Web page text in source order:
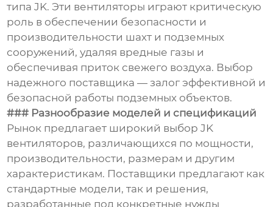
типа JK. Эти вентиляторы играют критическую
роль в обеспечении безопасности и
производительности шахт и подземных
сооружений, удаляя вредные газы и
обеспечивая приток свежего воздуха. Выбор
надежного поставщика — залог эффективной и
безопасной работы подземных объектов.
### Разнообразие моделей и спецификаций
Рынок предлагает широкий выбор JK
вентиляторов, различающихся по мощности,
производительности, размерам и другим
характеристикам. Поставщики предлагают как
стандартные модели, так и решения,
разработанные под конкретные нужды